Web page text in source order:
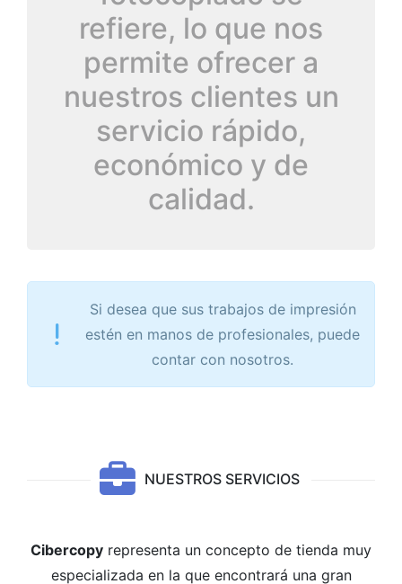
refiere, lo que nos
permite ofrecer a
nuestros clientes un
servicio rápido,
económico y de
calidad.
Si desea que sus trabajos de impresión
estén en manos de profesionales, puede
contar con nosotros.
NUESTROS SERVICIOS
Cibercopy representa un concepto de tienda muy
especializada en la que encontrará una gran